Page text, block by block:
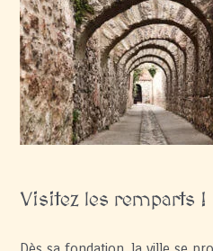
Visitez les remparts !